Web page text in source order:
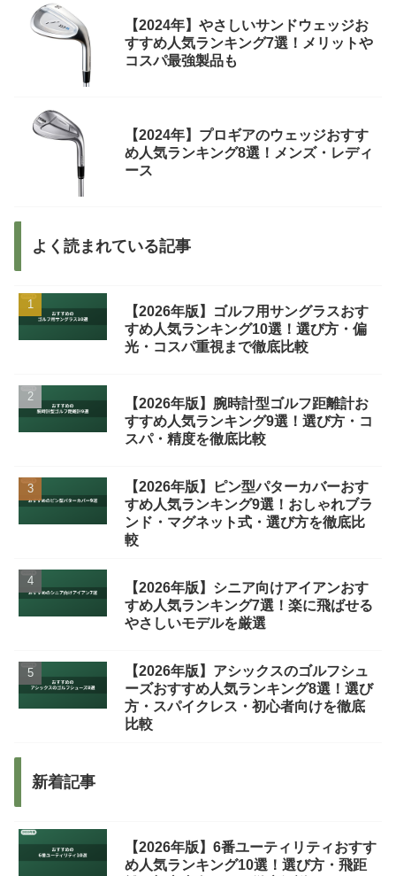
【2024年】やさしいサンドウェッジお
すすめ人気ランキング7選！メリットや
コスパ最強製品も
【2024年】プロギアのウェッジおすす
め人気ランキング8選！メンズ・レディ
ース
よく読まれている記事
【2026年版】ゴルフ用サングラスおす
すめ人気ランキング10選！選び方・偏
光・コスパ重視まで徹底比較
【2026年版】腕時計型ゴルフ距離計お
すすめ人気ランキング9選！選び方・コ
スパ・精度を徹底比較
【2026年版】ピン型パターカバーおす
すめ人気ランキング9選！おしゃれブラ
ンド・マグネット式・選び方を徹底比
較
【2026年版】シニア向けアイアンおす
すめ人気ランキング7選！楽に飛ばせる
やさしいモデルを厳選
【2026年版】アシックスのゴルフシュ
ーズおすすめ人気ランキング8選！選び
方・スパイクレス・初心者向けを徹底
比較
新着記事
【2026年版】6番ユーティリティおすす
め人気ランキング10選！選び方・飛距